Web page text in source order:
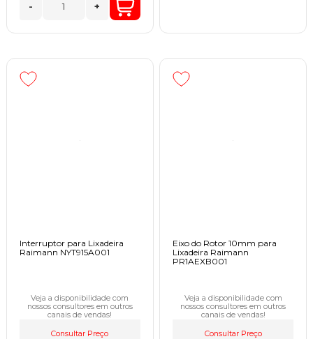
- +
Interruptor para Lixadeira
Raimann NYT915A001
Veja a disponibilidade com
nossos consultores em outros
canais de vendas!
Consultar Preço
Eixo do Rotor 10mm para
Lixadeira Raimann
PR1AEXB001
Veja a disponibilidade com
nossos consultores em outros
canais de vendas!
Consultar Preço